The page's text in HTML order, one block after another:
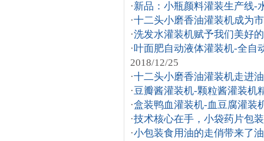
·新品：小瓶颜料灌装生产线-
·十二头小磨香油灌装机成为
·洗发水灌装机赋予我们美好
·叶面肥自动液体灌装机-全自
2018/12/25
·十二头小磨香油灌装机走进
·豆瓣酱灌装机-颗粒酱灌装机
·盒装鸭血灌装机-血豆腐灌装
·技术核心在手，小袋药片包
·小包装食用油的走俏带来了